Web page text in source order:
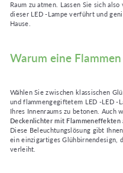
Raum zu atmen. Lassen Sie sich
dieser LED -Lampe verführt und
Hause.
Warum eine
Wählen Sie zwischen klassischen
und flammengegiftetem LED -LED -
Ihres Innenraums zu betonen. Auch
Deckenlichter mit Flammeneffekten
Diese Beleuchtungslösung gibt
ein einzigartiges Glühbirnendesign,
verleiht.